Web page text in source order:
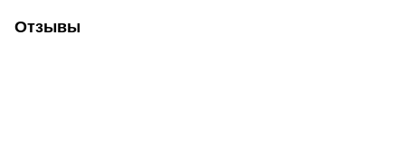
Отзывы